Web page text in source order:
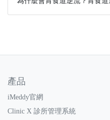
產品
iMeddy官網
Clinic X 診所管理系統